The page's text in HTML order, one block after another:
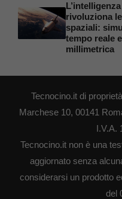
rivoluziona
spaziali:
tempo reale
millimetrica
Tecnocino.it di
Marchese 10, 00141
I.V.A.
Tecnocino.it non è una
aggiornato senza
considerarsi un prodotto
del